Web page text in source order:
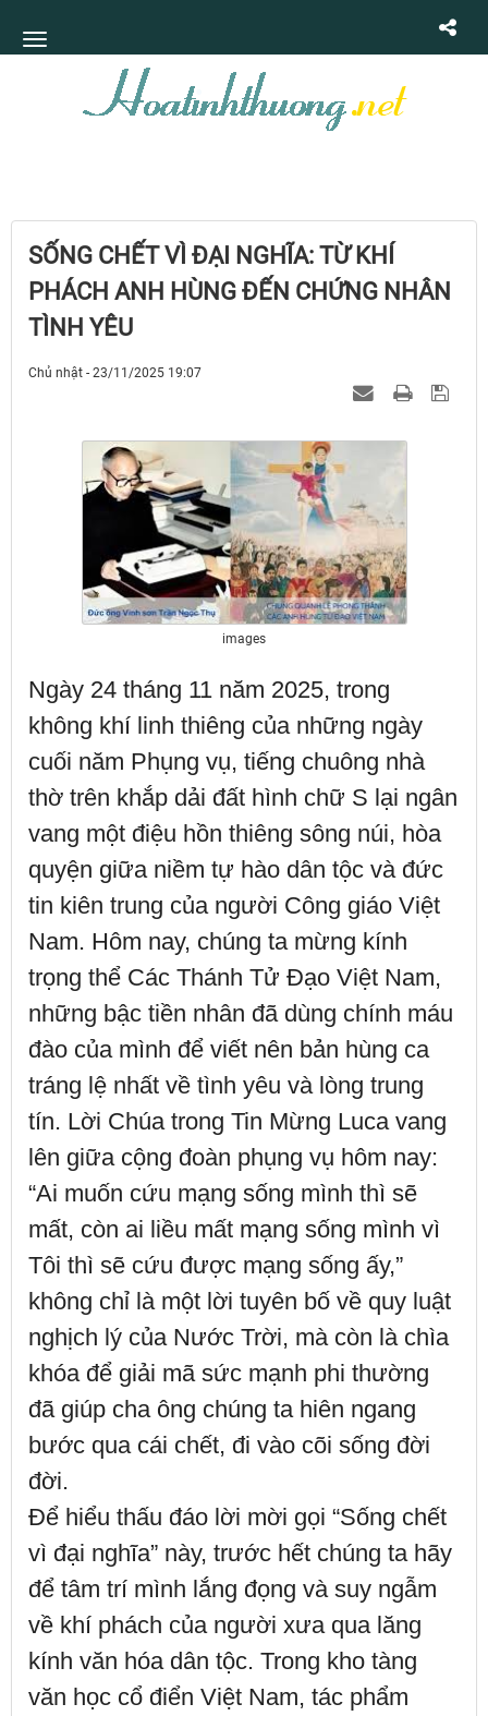
SỐNG CHẾT VÌ ĐẠI NGHĨA: TỪ KHÍ
PHÁCH ANH HÙNG ĐẾN CHỨNG NHÂN
TÌNH YÊU
Chủ nhật - 23/11/2025 19:07
images
Ngày 24 tháng 11 năm 2025, trong
không khí linh thiêng của những ngày
cuối năm Phụng vụ, tiếng chuông nhà
thờ trên khắp dải đất hình chữ S lại ngân
vang một điệu hồn thiêng sông núi, hòa
quyện giữa niềm tự hào dân tộc và đức
tin kiên trung của người Công giáo Việt
Nam. Hôm nay, chúng ta mừng kính
trọng thể Các Thánh Tử Đạo Việt Nam,
những bậc tiền nhân đã dùng chính máu
đào của mình để viết nên bản hùng ca
tráng lệ nhất về tình yêu và lòng trung
tín. Lời Chúa trong Tin Mừng Luca vang
lên giữa cộng đoàn phụng vụ hôm nay:
“Ai muốn cứu mạng sống mình thì sẽ
mất, còn ai liều mất mạng sống mình vì
Tôi thì sẽ cứu được mạng sống ấy,”
không chỉ là một lời tuyên bố về quy luật
nghịch lý của Nước Trời, mà còn là chìa
khóa để giải mã sức mạnh phi thường
đã giúp cha ông chúng ta hiên ngang
bước qua cái chết, đi vào cõi sống đời
đời.
Để hiểu thấu đáo lời mời gọi “Sống chết
vì đại nghĩa” này, trước hết chúng ta hãy
để tâm trí mình lắng đọng và suy ngẫm
về khí phách của người xưa qua lăng
kính văn hóa dân tộc. Trong kho tàng
văn học cổ điển Việt Nam, tác phẩm